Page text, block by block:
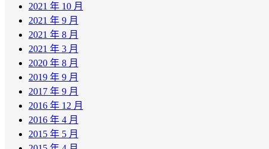
2021 年 10 月
2021 年 9 月
2021 年 8 月
2021 年 3 月
2020 年 8 月
2019 年 9 月
2017 年 9 月
2016 年 12 月
2016 年 4 月
2015 年 5 月